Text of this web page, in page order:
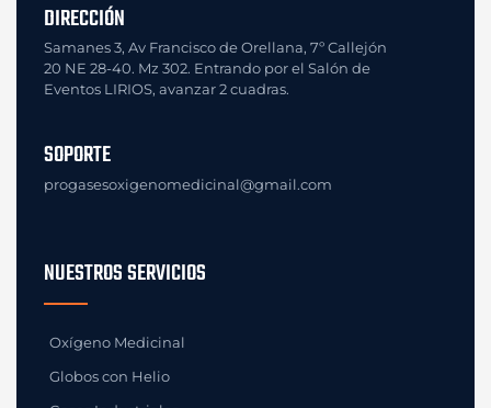
DIRECCIÓN
Samanes 3, Av Francisco de Orellana, 7º Callejón
20 NE 28-40. Mz 302. Entrando por el Salón de
Eventos LIRIOS, avanzar 2 cuadras.
SOPORTE
progasesoxigenomedicinal@gmail.com
NUESTROS SERVICIOS
Oxígeno Medicinal
Globos con Helio